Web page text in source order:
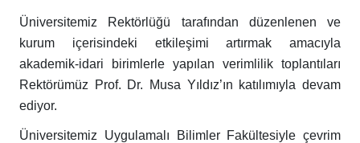
Üniversitemiz Rektörlüğü tarafından düzenlenen ve
kurum içerisindeki etkileşimi artırmak amacıyla
akademik-idari birimlerle yapılan verimlilik toplantıları
Rektörümüz Prof. Dr. Musa Yıldız’ın katılımıyla devam
ediyor.
Üniversitemiz Uygulamalı Bilimler Fakültesiyle çevrim